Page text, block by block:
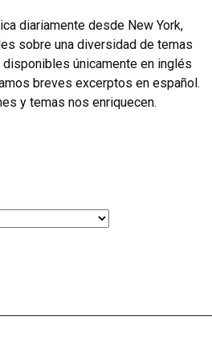
diariamente desde New York,
sobre una diversidad de temas
únicamente en inglés
breves excerptos en español.
y temas nos enriquecen.